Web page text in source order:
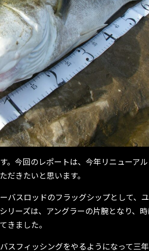
。今回のレポートは、今年リニューア
だきたいと思います。
バスロッドのフラッグシップとして、
リーズは、アングラーの片腕となり、
きました。
スフィッシングをやるようになって三